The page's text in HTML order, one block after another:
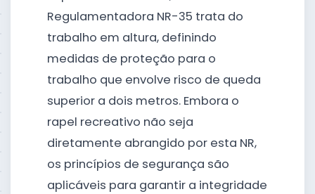
Regulamentadora NR-35 trata do
trabalho em altura, definindo
medidas de proteção para o
trabalho que envolve risco de queda
superior a dois metros. Embora o
rapel recreativo não seja
diretamente abrangido por esta NR,
os princípios de segurança são
aplicáveis para garantir a integridade